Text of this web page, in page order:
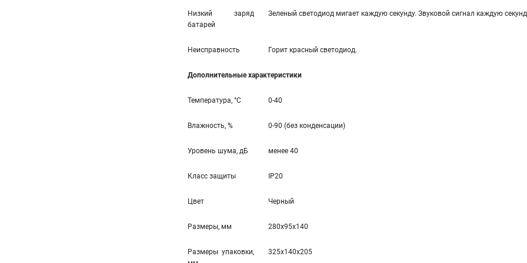
Низкий заряд
батарей
Зеленый светодиод мигает каждую секунду. Звуковой сигнал каждую
Неисправность Горит красный светодиод.
Дополнительные характеристики
Температура, °С 0-40
Влажность, % 0-90 (без конденсации)
Уровень шума, дБ менее 40
Класс защиты IP20
Цвет Черный
Размеры, мм 280x95x140
Размеры упаковки,
325x140x205